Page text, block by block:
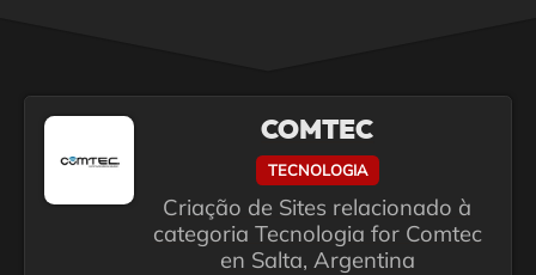
COMTEC
TECNOLOGIA
Criação de Sites relacionado à
categoria Tecnologia for Comtec
en Salta, Argentina